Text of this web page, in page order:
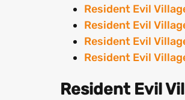
Resident Evil
Resident Evil
Resident Evil
Resident Evil
Resident Evil